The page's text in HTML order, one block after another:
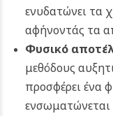
ενυδατώνει τα
αφήνοντάς τα
Φυσικό
μεθόδους
προσφέρει ένα
ενσωματώνεται